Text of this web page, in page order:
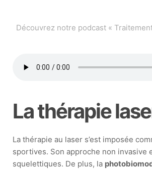
Découvrez notre podcast «
La thérapie
La thérapie au laser s’est imposée
sportives. Son approche non
squelettiques. De plus, la